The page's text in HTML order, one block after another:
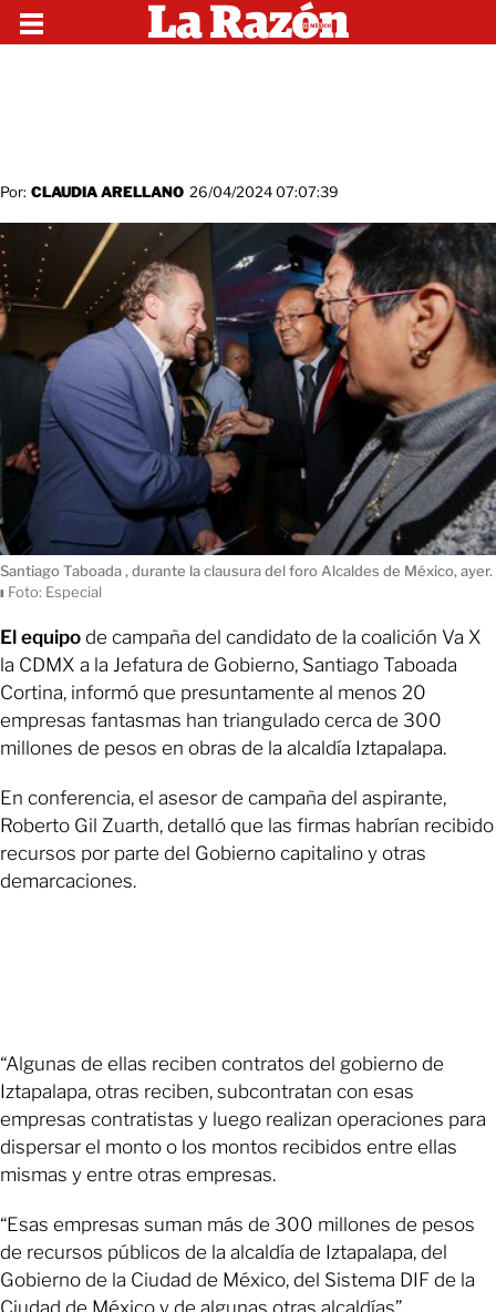
Por: CLAUDIA ARELLANO 26/04/2024 07:07:39
Santiago Taboada , durante la clausura del foro Alcaldes de México, ayer.
ı Foto: Especial
El equipo de campaña del candidato de la coalición Va X
la CDMX a la Jefatura de Gobierno, Santiago Taboada
Cortina, informó que presuntamente al menos 20
empresas fantasmas han triangulado cerca de 300
millones de pesos en obras de la alcaldía Iztapalapa.
En conferencia, el asesor de campaña del aspirante,
Roberto Gil Zuarth, detalló que las firmas habrían recibido
recursos por parte del Gobierno capitalino y otras
demarcaciones.
“Algunas de ellas reciben contratos del gobierno de
Iztapalapa, otras reciben, subcontratan con esas
empresas contratistas y luego realizan operaciones para
dispersar el monto o los montos recibidos entre ellas
mismas y entre otras empresas.
“Esas empresas suman más de 300 millones de pesos
de recursos públicos de la alcaldía de Iztapalapa, del
Gobierno de la Ciudad de México, del Sistema DIF de la